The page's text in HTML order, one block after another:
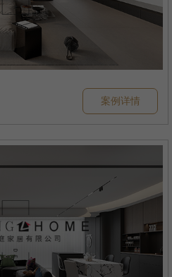
案例详情